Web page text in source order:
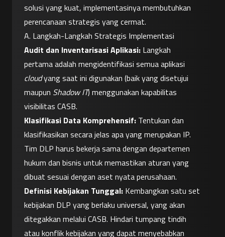
solusi yang kuat, implementasinya membutuhkan
perencanaan strategis yang cermat.
A. Langkah-Langkah Strategis Implementasi
Audit dan Inventarisasi Aplikasi: Langkah
cloud yang saat ini digunakan (baik yang disetujui
maupun Shadow IT) menggunakan kapabilitas
visibilitas CASB.
Klasifikasi Data Komprehensif: Tentukan dan
klasifikasikan secara jelas apa yang merupakan IP.
Tim DLP harus bekerja sama dengan departemen
hukum dan bisnis untuk memastikan aturan yang
dibuat sesuai dengan aset nyata perusahaan.
Definisi Kebijakan Tunggal: Kembangkan satu set
kebijakan DLP yang berlaku universal, yang akan
ditegakkan melalui CASB. Hindari tumpang tindih